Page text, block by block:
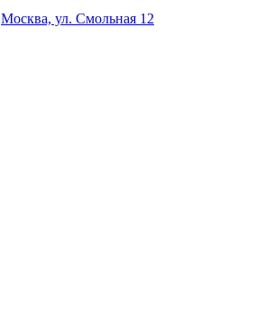
Москва, ул. Смольная 12